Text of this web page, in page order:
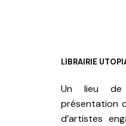
LIBRAIRIE
Un lieu de
présentation
d’artistes